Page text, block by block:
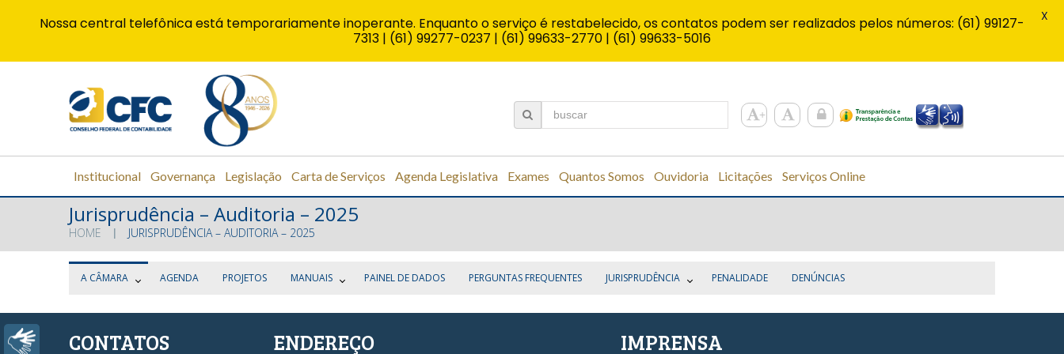
Institucional Governança Legislação Carta de Serviços Agenda Legislativa Exames Quantos Somos Ouvidoria Licitações Serviços Online
Jurisprudência – Auditoria – 2025
HOME JURISPRUDÊNCIA – AUDITORIA – 2025
A CÂMARA AGENDA PROJETOS MANUAIS PAINEL DE DADOS PERGUNTAS FREQUENTES JURISPRUDÊNCIA PENALIDADE DENÚNCIAS
CONTATOS ENDEREÇO IMPRENSA
Nossa central telefônica está temporariamente inoperante. Enquanto o serviço é restabelecido, os contatos podem ser realizados pelos números: (61) 99127-
7313 | (61) 99277-0237 | (61) 99633-2770 | (61) 99633-5016
X
Libras